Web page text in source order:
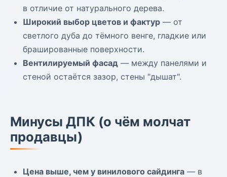
в отличие от натурального дерева.
Широкий выбор цветов и фактур — от
светлого дуба до тёмного венге, гладкие или
брашированные поверхности.
Вентилируемый фасад — между панелями и
стеной остаётся зазор, стены "дышат".
Минусы ДПК (о чём молчат
продавцы)
Цена выше, чем у винилового сайдинга — в